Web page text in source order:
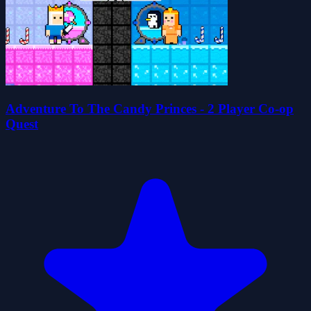
Adventure To The Candy Princes - 2 Player Co-op
Quest